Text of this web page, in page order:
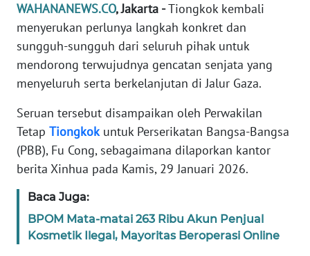
WAHANANEWS.CO, Jakarta -Tiongkok kembali
menyerukan perlunya langkah konkret dan
sungguh-sungguh dari seluruh pihak untuk
mendorong terwujudnya gencatan senjata yang
menyeluruh serta berkelanjutan di Jalur Gaza.
Seruan tersebut disampaikan oleh Perwakilan
Tetap Tiongkokuntuk Perserikatan Bangsa-Bangsa
(PBB), Fu Cong, sebagaimana dilaporkan kantor
berita Xinhua pada Kamis, 29 Januari 2026.
Baca Juga:
BPOM Mata-matai 263 Ribu Akun Penjual
Kosmetik Ilegal, Mayoritas Beroperasi Online
EDITORIAL
Informasi
BERITA
KONTAK
KAMI
INFO
IKLAN